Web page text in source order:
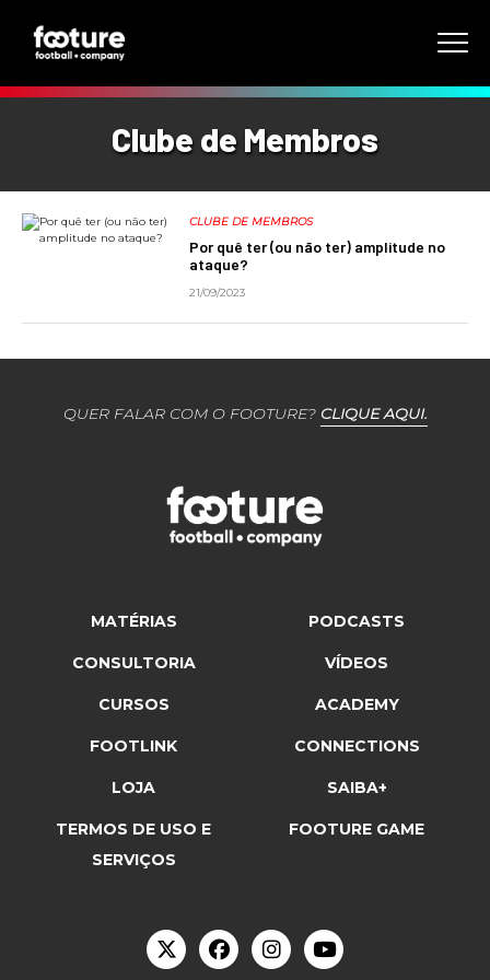
Clube de Membros
CLUBE DE MEMBROS
Por quê ter (ou não ter) amplitude no
ataque?
21/09/2023
QUER FALAR COM O FOOTURE? CLIQUE AQUI.
MATÉRIAS PODCASTS
CONSULTORIA VÍDEOS
CURSOS ACADEMY
FOOTLINK CONNECTIONS
LOJA SAIBA+
TERMOS DE USO E
SERVIÇOS
FOOTURE GAME